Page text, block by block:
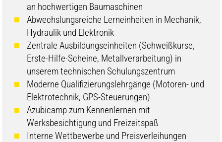
an hochwertigen Baumaschinen
Abwechslungsreiche Lerneinheiten in Mechanik,
Hydraulik und Elektronik
Zentrale Ausbildungseinheiten (Schweißkurse,
Erste-Hilfe-Scheine, Metallverarbeitung) in
unserem technischen Schulungszentrum
Moderne Qualifizierungslehrgänge (Motoren- und
Elektrotechnik, GPS-Steuerungen)
Azubicamp zum Kennenlernen mit
Werksbesichtigung und Freizeitspaß
Interne Wettbewerbe und Preisverleihungen